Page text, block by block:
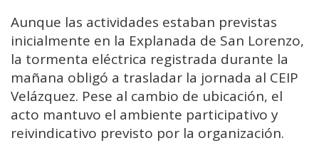
Aunque las actividades estaban previstas
inicialmente en la Explanada de San Lorenzo,
la tormenta eléctrica registrada durante la
mañana obligó a trasladar la jornada al CEIP
Velázquez. Pese al cambio de ubicación, el
acto mantuvo el ambiente participativo y
reivindicativo previsto por la organización.